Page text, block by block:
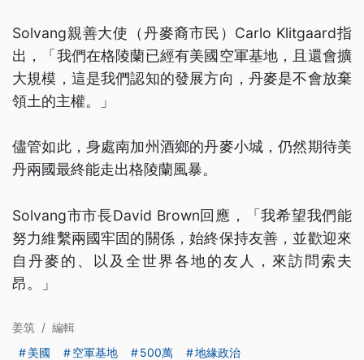
Solvang親善大使（丹麥裔市民）Carlo Klitgaard指
出，「我們在格陵蘭已經有美國空軍基地，且還會擴
大規模，這是我們認知的發展方向，丹麥是不會放棄
領土的主權。」
儘管如此，身處南加州酒鄉的丹麥小城，仍然期待美
丹兩國最終能走出格陵蘭風暴。
Solvang市市長David Brown回應，「我希望我們能
努力維繫兩國牢固的關係，始終保持友善，並歡迎來
自丹麥的、以及全世界各地的友人，來訪問索夫
昂。」
姜筑 / 編輯
美國
空軍基地 500萬 地緣政治